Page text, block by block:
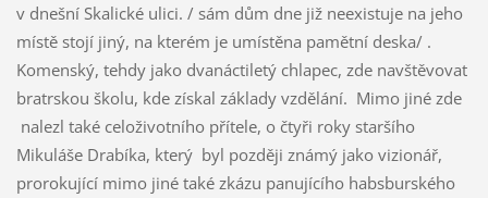
v dnešní Skalické ulici. / sám dům dne již neexistuje na jeho
místě stojí jiný, na kterém je umístěna pamětní deska/ .
Komenský, tehdy jako dvanáctiletý chlapec, zde navštěvovat
bratrskou školu, kde získal základy vzdělání. Mimo jiné zde
nalezl také celoživotního přítele, o čtyři roky staršího
Mikuláše Drabíka, který byl později známý jako vizionář,
prorokující mimo jiné také zkázu panujícího habsburského